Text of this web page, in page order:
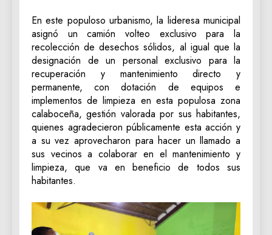
En este populoso urbanismo, la lideresa municipal
asignó un camión volteo exclusivo para la
recolección de desechos sólidos, al igual que la
designación de un personal exclusivo para la
recuperación y mantenimiento directo y
permanente, con dotación de equipos e
implementos de limpieza en esta populosa zona
calaboceña, gestión valorada por sus habitantes,
quienes agradecieron públicamente esta acción y
a su vez aprovecharon para hacer un llamado a
sus vecinos a colaborar en el mantenimiento y
limpieza, que va en beneficio de todos sus
habitantes.